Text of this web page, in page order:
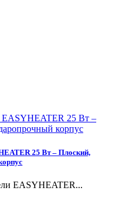
25 Вт – Плоский,
EASYHEATER...